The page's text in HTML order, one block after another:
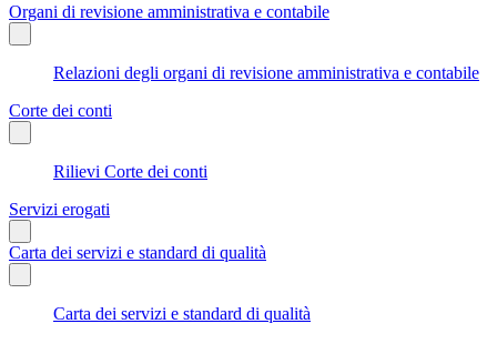
Organi di revisione amministrativa e contabile
Relazioni degli organi di revisione amministrativa e contabile
Corte dei conti
Rilievi Corte dei conti
Servizi erogati
Carta dei servizi e standard di qualità
Carta dei servizi e standard di qualità